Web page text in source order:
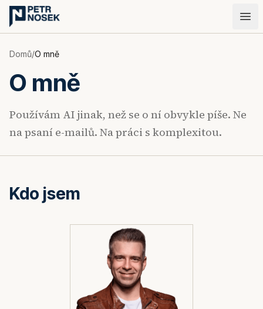
Přeskočit na obsah
Domů/O mně
O mně
Používám AI jinak, než se o ní obvykle píše. Ne
na psaní e-mailů. Na práci s komplexitou.
Kdo jsem